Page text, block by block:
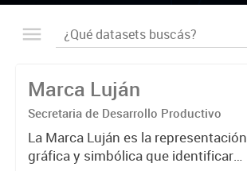
Marca Luján
Secretaria de Desarrollo Productivo
La Marca Luján es la representación
gráfica y simbólica que identificará